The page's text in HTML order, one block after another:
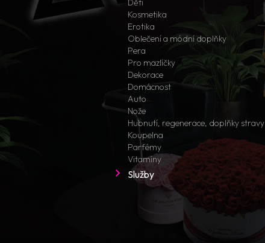
Děti
Kosmetika
Erotika
Oblečení a módní doplňky
Pera
Pro mazlíčky
Dekorace
Domácnost
Auto
Nože
Hubnutí, regenerace, doplňky stravy
Koupelna
Parfémy
Vitamíny
Služby